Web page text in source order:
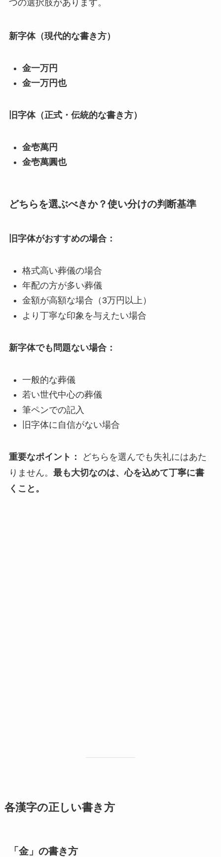
つの選択肢があります。
新字体（現代的な書き方）
金一万円
金一万円也
旧字体（正式・伝統的な書き方）
金壱萬円
金壱萬圓也
どちらを選ぶべきか？使い分けの判断基準
旧字体がおすすめの場合：
格式高い葬儀の場合
年配の方が多い葬儀
金額が高額な場合（3万円以上）
より丁寧な印象を与えたい場合
新字体でも問題ない場合：
一般的な葬儀
若い世代中心の葬儀
筆ペンでの記入
旧字体に自信がない場合
重要なポイント：
どちらを選んでも失礼にはあた
りません。 最も大切なのは、心を込めて丁寧に書
くこと。
各漢字の正しい書き方
「金」の書き方